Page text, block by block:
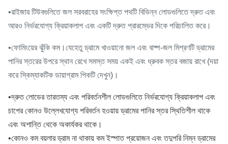
•রাইজার টিউবগুলিতে জল সরবরাহের সংক্ষিপ্ত পথটি বিভিন্ন লোডগুলিতে দ্রুত এবং
আরও নির্ভরযোগ্য ক্রিয়াকলাপ এবং একটি দ্রুত প্রারম্ভের দিকে পরিচালিত করে।
•ফোমিংয়ের ঝুঁকি কম।যেহেতু ড্রামে খাওয়ানো জল এবং বাষ্প-জল মিশ্রণটি ড্রামের
পানির স্তরের উপরে স্থান রেখে সমস্ত সময় একই এবং ধ্রুবক স্তর বজায় রাখে (দয়া
করে স্কিম্যাকটিক ডায়াগ্রাম পিকটি দেখুন)।
•দ্রুত লোডের তারতম্য এবং পরিবর্তনশীল লোডগুলিতে নির্ভরযোগ্য ক্রিয়াকলাপ এবং
চাপের কোনও উল্লেখযোগ্য পরিবর্তন হওয়ায় ড্রামের পানির স্তর স্থিতিশীল থাকে
এবং অশান্তি থেকে অকার্যকর থাকে।
•কোনও কম বয়লার ড্রাম না থাকায় কম ইস্পাত প্রয়োজন এবং তদুপরি নিম্ন ড্রামের